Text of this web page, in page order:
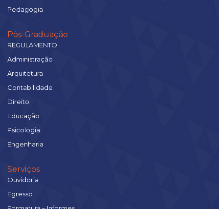
Pedagogia
Pós-Graduação
REGULAMENTO
Administração
Arquitetura
Contabilidade
Direito
Educação
Psicologia
Engenharia
Serviços
Ouvidoria
Egresso